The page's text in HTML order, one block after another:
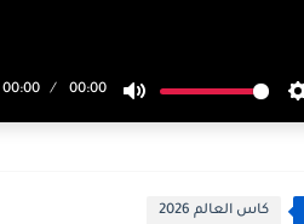
00:00 00:00
كاس العالم 2026